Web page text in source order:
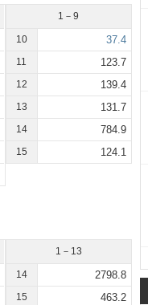
1－9
10 37.4
11 123.7
12 139.4
13 131.7
14 784.9
15 124.1
1－13
14 2798.8
15 463.2